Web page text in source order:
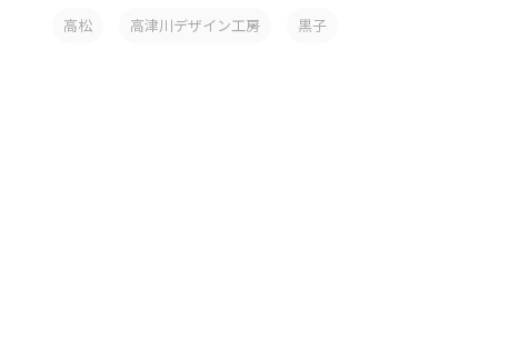
高松 高津川デザイン工房 黒子